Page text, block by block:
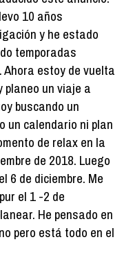
10 años
y he estado
temporadas
estoy de vuelta
planeo un viaje a
buscando un
un calendario ni plan
de relax en la
de 2018. Luego
6 de diciembre. Me
el 1 -2 de
He pensado en
pero está todo en el